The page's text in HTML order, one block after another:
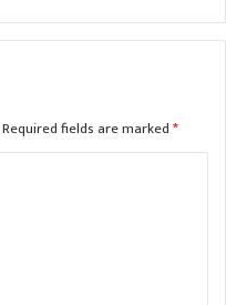
Required fields are marked*